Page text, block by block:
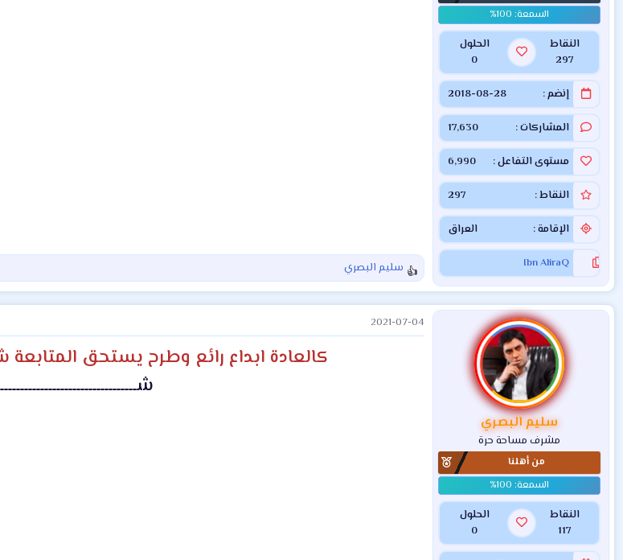
النقاط
297
الحلول
0
إنضم 2018-08-28
المشاركات 17,630
مستوى التفاعل 6,990
النقاط 297
الإقامة العراق
Ibn AliraQ
ا
ل
ت
ف
ا
سليم البصري
سليم البصري
مشرف مساحة حرة
من أهلنا
النقاط
117
الحلول
0
2021-07-04
كالعادة ابداع رائع وطرح يستحق